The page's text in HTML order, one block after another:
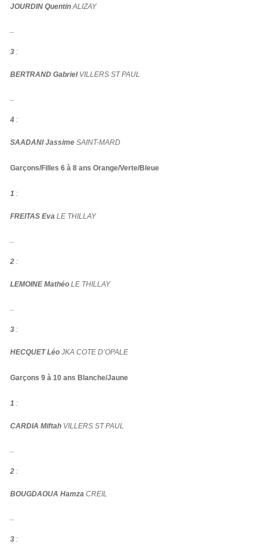
JOURDIN QuentinALIZAY
3 :
BERTRAND GabrielVILLERS ST PAUL
4 :
SAADANI Jassime SAINT-MARD
Garçons/Filles 6 à 8 ans Orange/Verte/Bleue
1 :
FREITAS Eva LE THILLAY
2 :
LEMOINE Mathéo LE THILLAY
3 :
HECQUET Léo JKA COTE D’OPALE
Garçons 9 à 10 ans Blanche/Jaune
1 :
CARDIA Miftah VILLERS ST PAUL
2 :
BOUGDAOUA Hamza CREIL
3 :